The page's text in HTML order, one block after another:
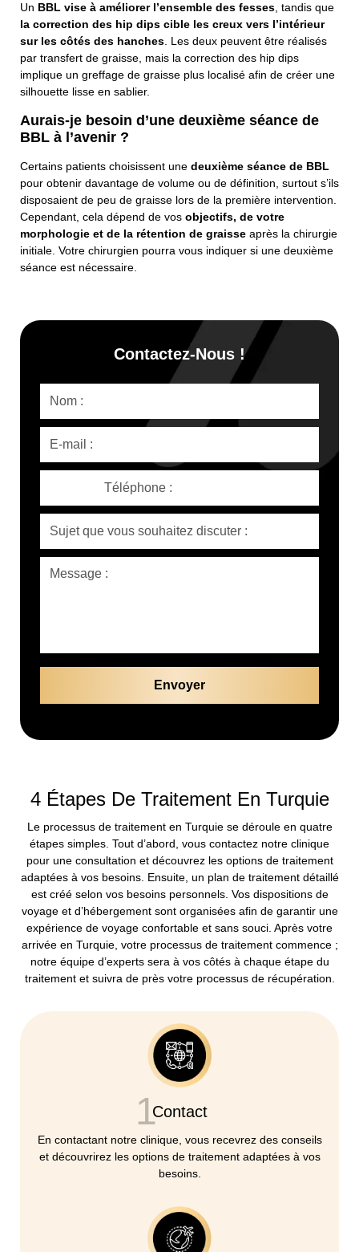
Un BBL vise à améliorer l’ensemble des fesses , tandis que
la correction des hip dips cible les creux vers l’intérieur
sur les côtés des hanches . Les deux peuvent être réalisés
par transfert de graisse, mais la correction des hip dips
implique un greffage de graisse plus localisé afin de créer une
silhouette lisse en sablier.
Aurais-je besoin d’une deuxième séance de
BBL à l’avenir ?
Certains patients choisissent une deuxième séance de BBL
pour obtenir davantage de volume ou de définition, surtout s’ils
disposaient de peu de graisse lors de la première intervention.
Cependant, cela dépend de vos objectifs, de votre
morphologie et de la rétention de graisse après la chirurgie
initiale. Votre chirurgien pourra vous indiquer si une deuxième
séance est nécessaire.
Contactez-Nous !
4 Étapes De Traitement En Turquie
Le processus de traitement en Turquie se déroule en quatre
étapes simples. Tout d’abord, vous contactez notre clinique
pour une consultation et découvrez les options de traitement
adaptées à vos besoins. Ensuite, un plan de traitement détaillé
est créé selon vos besoins personnels. Vos dispositions de
voyage et d’hébergement sont organisées afin de garantir une
expérience de voyage confortable et sans souci. Après votre
arrivée en Turquie, votre processus de traitement commence ;
notre équipe d’experts sera à vos côtés à chaque étape du
traitement et suivra de près votre processus de récupération.
1Contact
En contactant notre clinique, vous recevrez des conseils
et découvrirez les options de traitement adaptées à vos
besoins.